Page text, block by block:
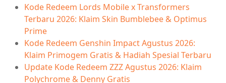
Kode Redeem Lords Mobile x Transformers
Terbaru 2026: Klaim Skin Bumblebee & Optimus
Prime
Kode Redeem Genshin Impact Agustus 2026:
Klaim Primogem Gratis & Hadiah Spesial Terbaru
Update Kode Redeem ZZZ Agustus 2026: Klaim
Polychrome & Denny Gratis